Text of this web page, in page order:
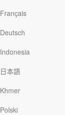
Français
Deutsch
Indonesia
日本語
Khmer
Polski